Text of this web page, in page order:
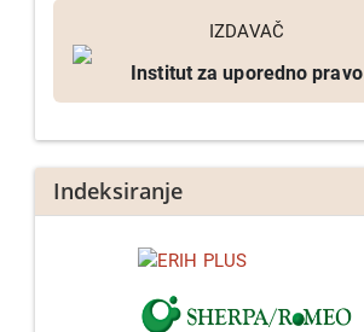
IZDAVAČ
Institut za uporedno pravo
Indeksiranje